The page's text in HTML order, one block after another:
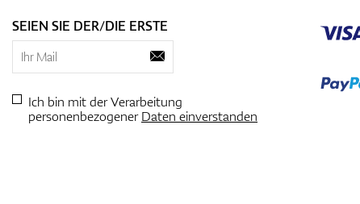
SEIEN SIE DER/DIE ERSTE
Ich bin mit der Verarbeitung
personenbezogenerDaten einverstanden